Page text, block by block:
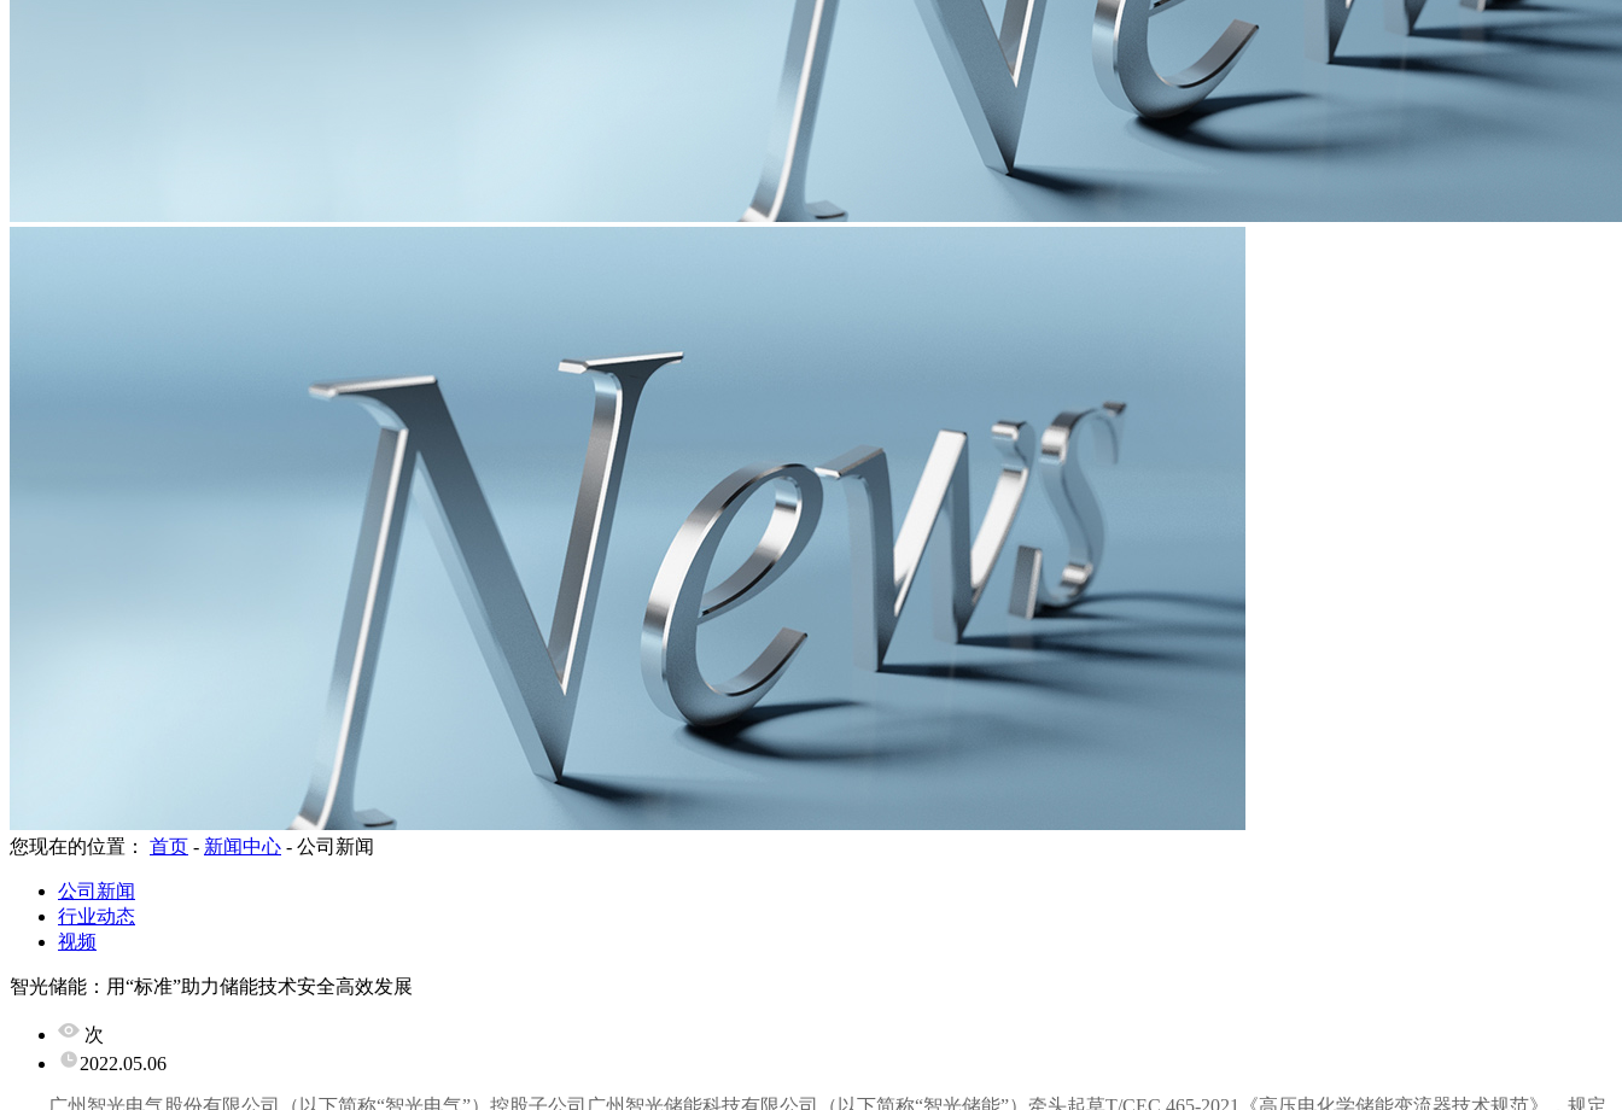
您现在的位置： 首页 - 新闻中心 - 公司新闻
公司新闻
行业动态
视频
智光储能：用“标准”助力储能技术安全高效发展
次
2022.05.06
广州智光电气股份有限公司（以下简称“智光电气”）控股子公司广州智光储能科技有限公司（以下简称“智光储能”）牵头起草T/CEC 465-2021
《高压电化学储能变流器技术规范》，规定